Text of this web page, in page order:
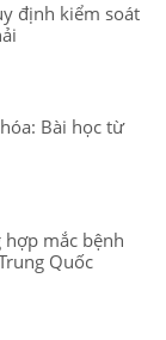
định kiểm soát
Bài học từ
mắc bệnh
Quốc